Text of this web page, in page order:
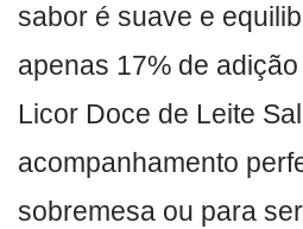
sabor é suave e
apenas 17% de
Licor Doce de Leite
acompanhamento
sobremesa ou para